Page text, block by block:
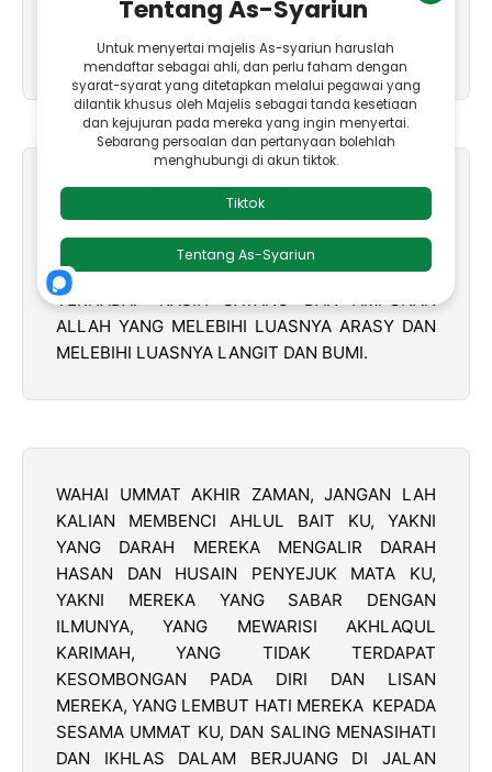
KITA DAN MEMELUK KALIAN DENGAN PENUH
KEBAHAGIAAN.
WAHAI UMMAT AKHIR ZAMAN, JANGANLAH
KALIAN TERPECAH BELAH HANYA KARENA
URUSAN DUNIA DAN JABATAN DUNIA, DAN
JANGAN PULA KALIAN BERPUTUS ASA
TERHADAP KASIH SAYANG DAN AMPUNAN
ALLAH YANG MELEBIHI LUASNYA ARASY DAN
MELEBIHI LUASNYA LANGIT DAN BUMI.
WAHAI UMMAT AKHIR ZAMAN, JANGAN LAH
KALIAN MEMBENCI AHLUL BAIT KU, YAKNI
YANG DARAH MEREKA MENGALIR DARAH
HASAN DAN HUSAIN PENYEJUK MATA KU,
YAKNI MEREKA YANG SABAR DENGAN
ILMUNYA, YANG MEWARISI AKHLAQUL
KARIMAH, YANG TIDAK TERDAPAT
KESOMBONGAN PADA DIRI DAN LISAN
MEREKA, YANG LEMBUT HATI MEREKA KEPADA
SESAMA UMMAT KU, DAN SALING MENASIHATI
DAN IKHLAS DALAM BERJUANG DI JALAN